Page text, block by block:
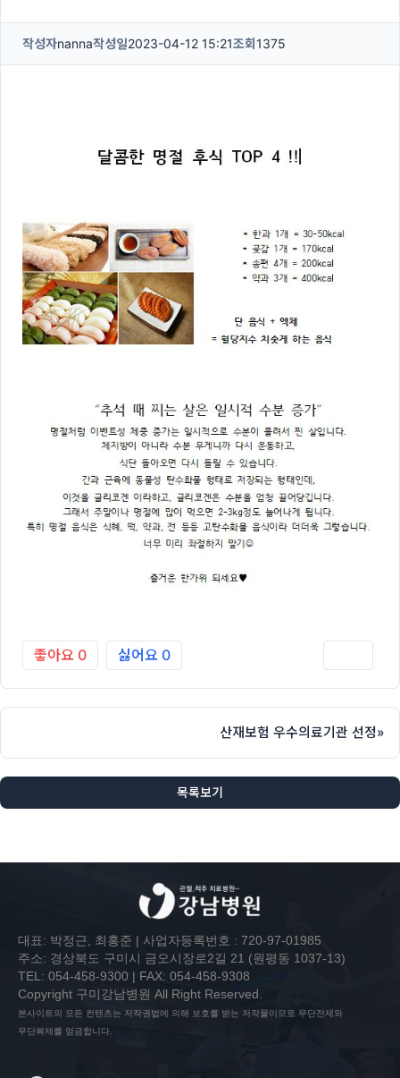
작성자nanna작성일2023-04-12 15:21조회 1375
좋아요 0 싫어요 0
산재보험 우수의료기관 선정»
목록보기
대표: 박정근, 최홍준 | 사업자등록번호 : 720-97-01985
주소: 경상북도 구미시 금오시장로2길 21 (원평동 1037-13)
TEL: 054-458-9300 | FAX: 054-458-9308
Copyright 구미강남병원 All Right Reserved.
본사이트의 모든 컨텐츠는 저작권법에 의해 보호를 받는 저작물이므로 무단전제와
무단복제를 엄금합니다.